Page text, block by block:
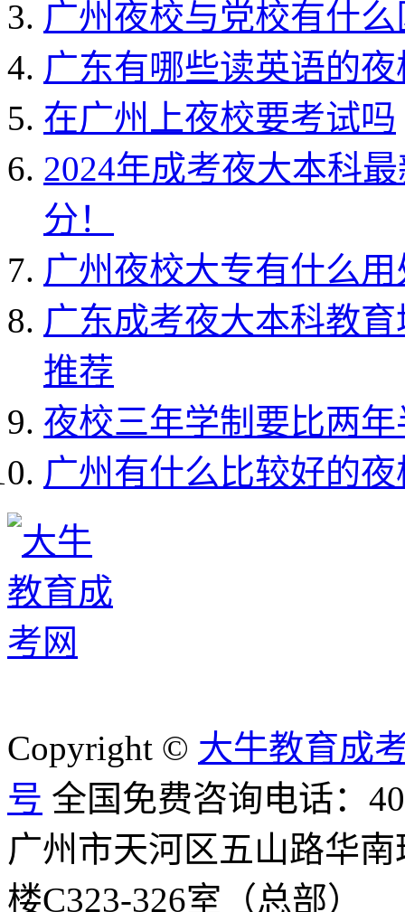
广州夜校与党校有什
广东有哪些读英语的夜
在广州上夜校要考试吗
2024年成考夜大本科
分！
广州夜校大专有什么用
广东成考夜大本科教
推荐
夜校三年学制要比两
广州有什么比较好的夜
Copyright © 大牛教育成
号 全国免费咨询电话：
广州市天河区五山路华
楼C323-326室（总部）